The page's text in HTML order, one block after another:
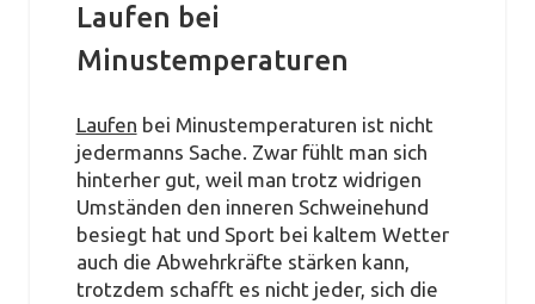
Laufen bei
Minustemperaturen
Laufen bei Minustemperaturen ist nicht
jedermanns Sache. Zwar fühlt man sich
hinterher gut, weil man trotz widrigen
Umständen den inneren Schweinehund
besiegt hat und Sport bei kaltem Wetter
auch die Abwehrkräfte stärken kann,
trotzdem schafft es nicht jeder, sich die